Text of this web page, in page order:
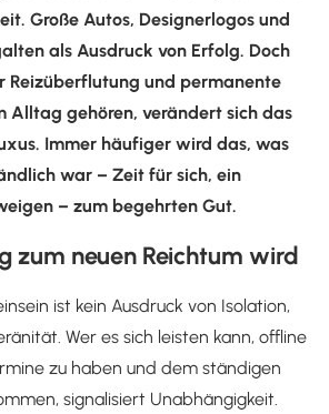
Große Autos, Designerlogos und
als Ausdruck von Erfolg. Doch
Reizüberflutung und permanente
Alltag gehören, verändert sich das
Immer häufiger wird das, was
war – Zeit für sich, ein
– zum begehrten Gut.
zum neuen Reichtum wird
ist kein Ausdruck von Isolation,
Wer es sich leisten kann, offline
zu haben und dem ständigen
signalisiert Unabhängigkeit.